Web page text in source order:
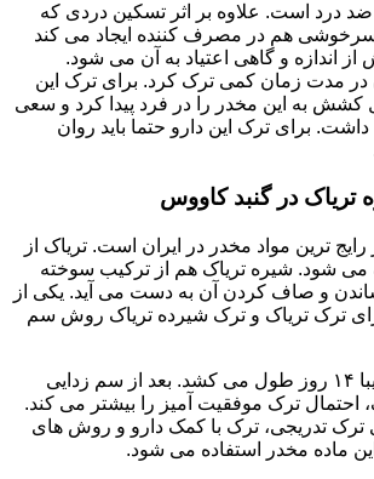
درد است. علاوه بر اثر تسکین دردی که
هم در مصرف کننده ایجاد می کند
و گاهی اعتیاد به آن می شود.
در مدت زمان کمی ترک کرد. برای ترک این
کشش به این مخدر را در فرد پیدا کرد و سعی
برای ترک این دارو حتما باید روان
تریاک در گنبد کاووس
ترین مواد مخدر در ایران است. تریاک از
شود. شیره تریاک هم از ترکیب سوخته
و صاف کردن آن به دست می آید. یکی از
ترک تریاک و ترک شیرده تریاک روش سم
سم زدایی تریاک تقریبا ۱۴ روز طول می کشد. بعد از سم زدایی
احتمال ترک موفقیت آمیز را بیشتر می کند.
تدریجی، ترک با کمک دارو و روش های
ماده مخدر استفاده می شود.